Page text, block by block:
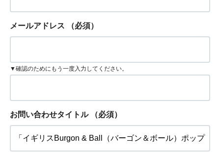
メールアドレス （必須）
▼確認のためにもう一度入力してください。
お問い合わせタイトル （必須）